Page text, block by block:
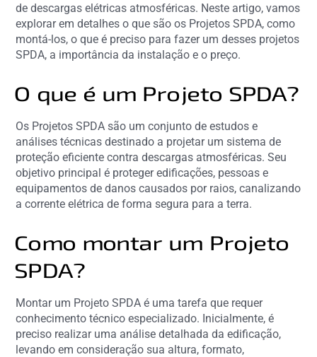
de descargas elétricas atmosféricas. Neste artigo, vamos
explorar em detalhes o que são os Projetos SPDA, como
montá-los, o que é preciso para fazer um desses projetos
SPDA, a importância da instalação e o preço.
O que é um Projeto SPDA?
Os Projetos SPDA são um conjunto de estudos e
análises técnicas destinado a projetar um sistema de
proteção eficiente contra descargas atmosféricas. Seu
objetivo principal é proteger edificações, pessoas e
equipamentos de danos causados por raios, canalizando
a corrente elétrica de forma segura para a terra.
Como montar um Projeto
SPDA?
Montar um Projeto SPDA é uma tarefa que requer
conhecimento técnico especializado. Inicialmente, é
preciso realizar uma análise detalhada da edificação,
levando em consideração sua altura, formato,